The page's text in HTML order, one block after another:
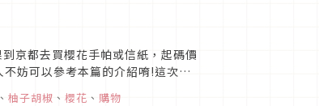
京都去買櫻花手帕或信紙，起碼價
妨可以參考本篇的介紹唷!這次柚
價格也是通通日...
、 柚子胡椒 、 櫻花 、 購物